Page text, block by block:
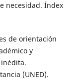
necesidad. Índex
de orientación
y
(UNED).